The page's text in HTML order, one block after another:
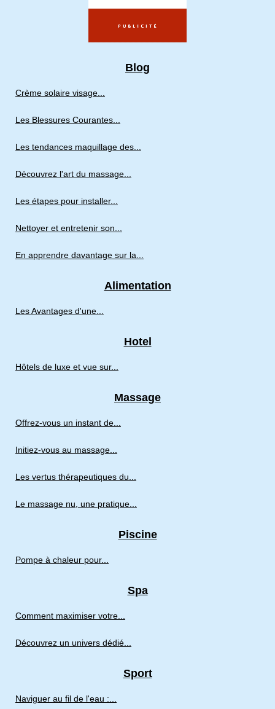
Blog
Crème solaire visage...
Les Blessures Courantes...
Les tendances maquillage des...
Découvrez l'art du massage...
Les étapes pour installer...
Nettoyer et entretenir son...
En apprendre davantage sur la...
Alimentation
Les Avantages d'une...
Hotel
Hôtels de luxe et vue sur...
Massage
Offrez-vous un instant de...
Initiez-vous au massage...
Les vertus thérapeutiques du...
Le massage nu, une pratique...
Piscine
Pompe à chaleur pour...
Spa
Comment maximiser votre...
Découvrez un univers dédié...
Sport
Naviguer au fil de l'eau :...